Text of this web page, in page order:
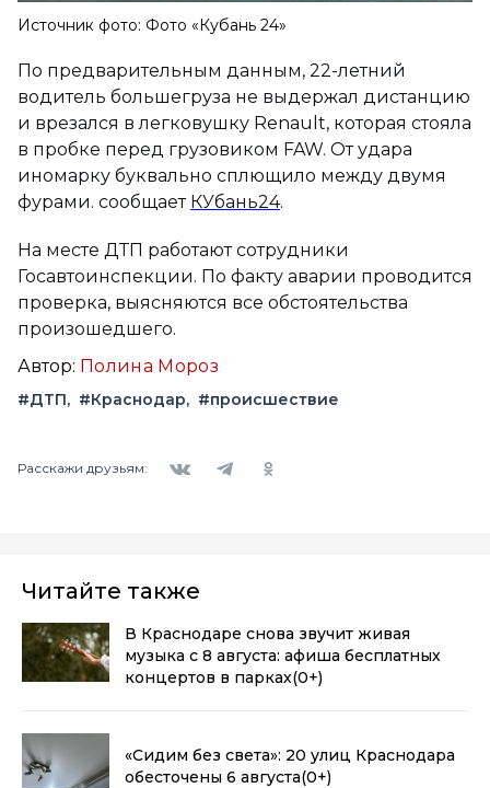
Источник фото: Фото «Кубань 24»
По предварительным данным, 22-летний
водитель большегруза не выдержал дистанцию
и врезался в легковушку Renault, которая стояла
в пробке перед грузовиком FAW. От удара
иномарку буквально сплющило между двумя
фурами. сообщает КУбань24.
На месте ДТП работают сотрудники
Госавтоинспекции. По факту аварии проводится
проверка, выясняются все обстоятельства
произошедшего.
Автор: Полина Мороз
#ДТП #Краснодар #происшествие
Расскажи друзьям:
Читайте также
В Краснодаре снова звучит живая
музыка с 8 августа: афиша бесплатных
концертов в парках(0+)
«Сидим без света»: 20 улиц Краснодара
обесточены 6 августа(0+)